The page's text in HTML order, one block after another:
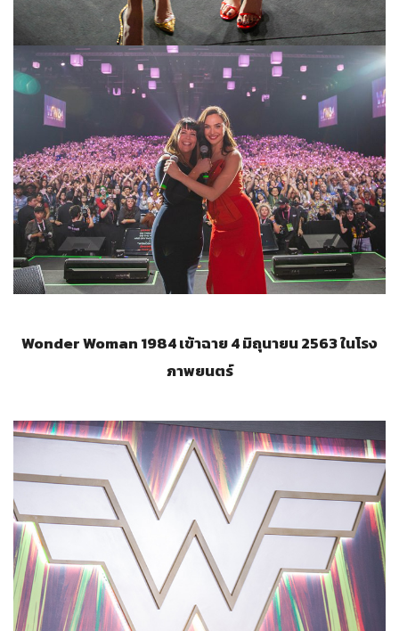
Wonder Woman 1984เข้าฉาย 4 มิถุนายน 2563 ในโรง
ภาพยนตร์